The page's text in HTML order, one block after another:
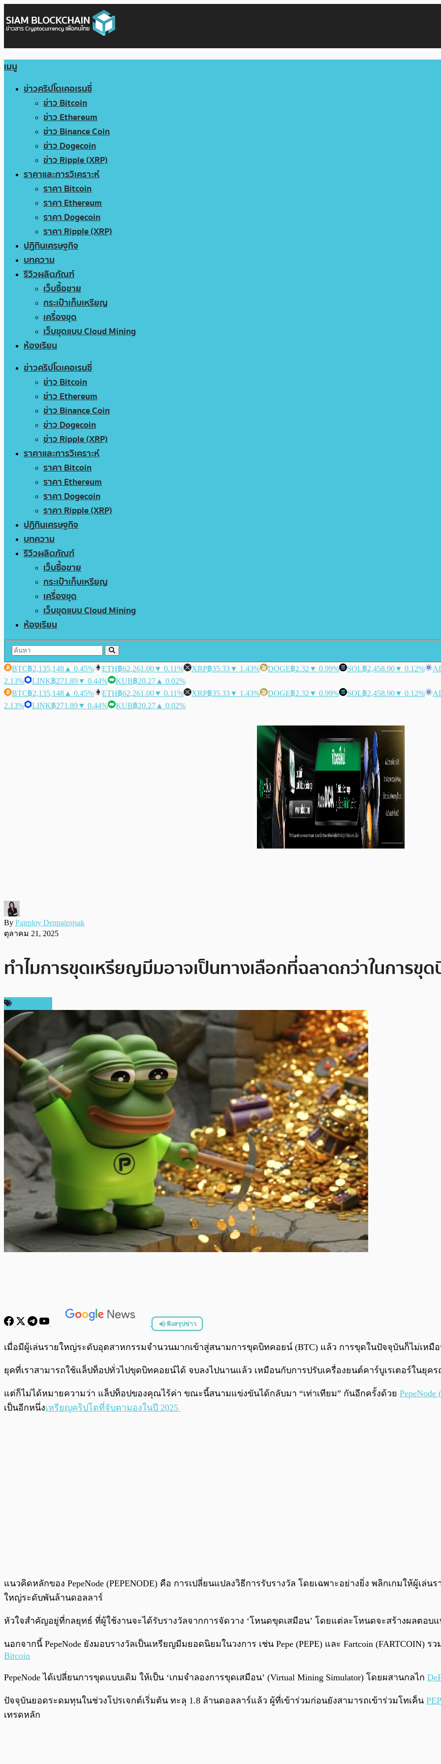
เมนู
ข่าวคริปโตเคอเรนซี่
ข่าว Bitcoin
ข่าว Ethereum
ข่าว Binance Coin
ข่าว Dogecoin
ข่าว Ripple (XRP)
ราคาและการวิเคราะห์
ราคา Bitcoin
ราคา Ethereum
ราคา Dogecoin
ราคา Ripple (XRP)
ปฏิทินเศรษฐกิจ
บทความ
รีวิวผลิตภัณฑ์
เว็บซื้อขาย
กระเป๋าเก็บเหรียญ
เครื่องขุด
เว็บขุดแบบ Cloud Mining
ห้องเรียน
ข่าวคริปโตเคอเรนซี่
ข่าว Bitcoin
ข่าว Ethereum
ข่าว Binance Coin
ข่าว Dogecoin
ข่าว Ripple (XRP)
ราคาและการวิเคราะห์
ราคา Bitcoin
ราคา Ethereum
ราคา Dogecoin
ราคา Ripple (XRP)
ปฏิทินเศรษฐกิจ
บทความ
รีวิวผลิตภัณฑ์
เว็บซื้อขาย
กระเป๋าเก็บเหรียญ
เครื่องขุด
เว็บขุดแบบ Cloud Mining
ห้องเรียน
BTC฿2,135,148 ▲ 0.45% ETH฿62,261.00▼ 0.11% XRP฿35.33▼ 1.43% DOGE฿2.32 ▼ 0.99% SOL฿2,458.90▼ 0.12%
2.13%
LINK฿271.89▼ 0.44% KUB฿20.27 ▲ 0.02%
BTC฿2,135,148 ▲ 0.45% ETH฿62,261.00▼ 0.11% XRP฿35.33▼ 1.43% DOGE฿2.32 ▼ 0.99% SOL฿2,458.90▼ 0.12%
2.13%
LINK฿271.89▼ 0.44% KUB฿20.27 ▲ 0.02%
By Pairploy Denpairojsak
ตุลาคม 21, 2025
ทำไมการขุดเหรียญมีมอาจเป็นทางเลือกที่ฉลาดกว่าในการขุ
ฟังสรุปข่าว
พร้อมเล่น
เมื่อมีผู้เล่นรายใหญ่ระดับอุตสาหกรรมจำนวนมากเข้าสู่สนามการขุดบิทคอยน์ (BTC) แล้ว การขุดในปัจจุบันก็ไม่เหมือ
ยุคที่เราสามารถใช้แล็ปท็อปทั่วไปขุดบิทคอยน์ได้ จบลงไปนานแล้ว เหมือนกับการปรับเครื่องยนต์คาร์บูเรเตอร์ในยุ
แต่ก็ไม่ได้หมายความว่า แล็ปท็อปของคุณไร้ค่า ขณะนี้สนามแข่งขันได้กลับมา “เท่าเทียม” กันอีกครั้งด้วย PepeNode
เป็นอีกหนึ่งเหรียญคริปโตที่จับตามองในปี 2025
แนวคิดหลักของ PepeNode (PEPENODE) คือ การเปลี่ยนแปลงวิธีการรับรางวัล โดยเฉพาะอย่างยิ่ง พลิกเกมให้ผู้เ
ใหญ่ระดับพันล้านดอลลาร์
หัวใจสำคัญอยู่ที่กลยุทธ์ ที่ผู้ใช้งานจะได้รับรางวัลจากการจัดวาง ‘โหนดขุดเสมือน’ โดยแต่ละโหนดจะสร้างผลตอบ
นอกจากนี้ PepeNode ยังมอบรางวัลเป็นเหรียญมีมยอดนิยมในวงการ เช่น Pepe (PEPE) และ Fartcoin (FARTCOIN)
Bitcoin
PepeNode ได้เปลี่ยนการขุดแบบเดิม ให้เป็น ‘เกมจำลองการขุดเสมือน’ (Virtual Mining Simulator) โดยผสานกลไก
ปัจจุบันยอดระดมทุนในช่วงโปรเจกต์เริ่มต้น ทะลุ 1.8 ล้านดอลลาร์แล้ว ผู้ที่เข้าร่วมก่อนยังสามารถเข้าร่วมโทเค็น
เทรดหลัก